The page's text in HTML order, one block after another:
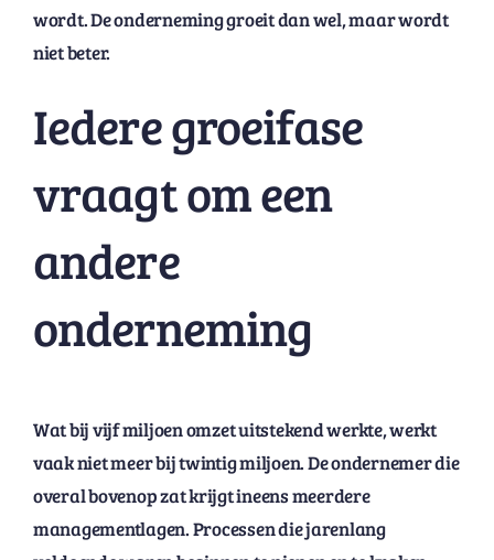
wordt. De onderneming groeit dan wel, maar wordt
niet beter.
Iedere groeifase
vraagt om een
andere
onderneming
Wat bij vijf miljoen omzet uitstekend werkte, werkt
vaak niet meer bij twintig miljoen. De ondernemer die
overal bovenop zat krijgt ineens meerdere
managementlagen. Processen die jarenlang